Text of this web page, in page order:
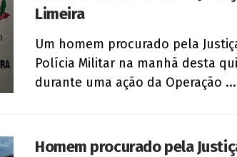
Limeira
Um homem procurado pela
Polícia Militar na manhã desta
durante uma ação da Operação ...
Homem procurado pela